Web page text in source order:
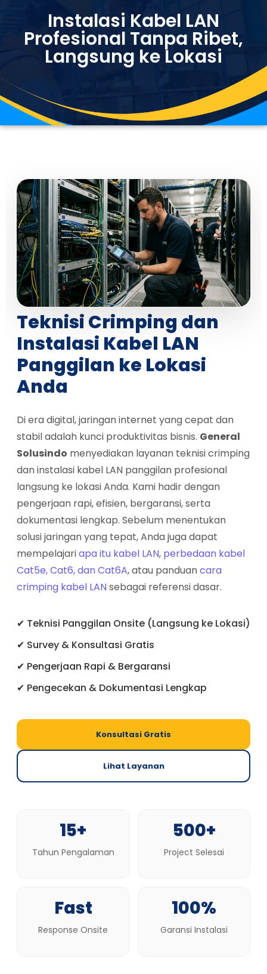
Instalasi Kabel LAN
Profesional Tanpa Ribet,
Langsung ke Lokasi
Teknisi Crimping dan
Instalasi Kabel LAN
Panggilan ke Lokasi
Anda
Di era digital, jaringan internet yang cepat dan
stabil adalah kunci produktivitas bisnis. General
Solusindo menyediakan layanan teknisi crimping
dan instalasi kabel LAN panggilan profesional
langsung ke lokasi Anda. Kami hadir dengan
pengerjaan rapi, efisien, bergaransi, serta
dokumentasi lengkap. Sebelum menentukan
solusi jaringan yang tepat, Anda juga dapat
mempelajariapa itu kabel LAN, perbedaan kabel
Cat5e, Cat6, dan Cat6A, atau panduancara
crimping kabel LAN sebagai referensi dasar.
✔ Teknisi Panggilan Onsite (Langsung ke Lokasi)
✔ Survey & Konsultasi Gratis
✔ Pengerjaan Rapi & Bergaransi
✔ Pengecekan & Dokumentasi Lengkap
Konsultasi Gratis
Lihat Layanan
15+
Tahun Pengalaman
500+
Project Selesai
Fast
Response Onsite
100%
Garansi Instalasi